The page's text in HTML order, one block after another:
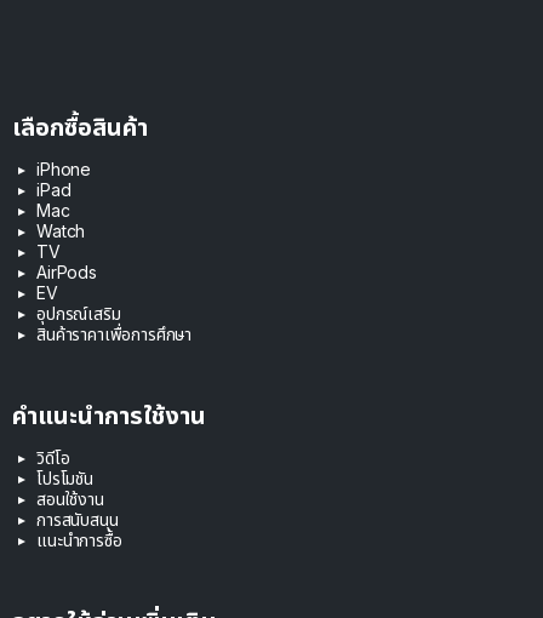
เลือกซื้อสินค้า
iPhone
iPad
Mac
Watch
TV
AirPods
EV
อุปกรณ์เสริม
สินค้าราคาเพื่อการศึกษา
คำแนะนำการใช้งาน
วิดีโอ
โปรโมชัน
สอนใช้งาน
การสนับสนุน
แนะนำการซื้อ